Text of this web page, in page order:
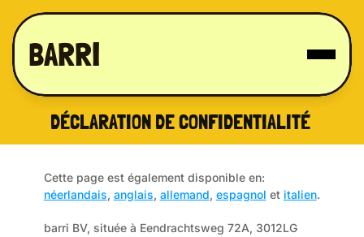
DÉCLARATION DE CONFIDENTIALITÉ
néerlandais, anglais, allemand, espagnol et italien.
barri BV, située à Eendrachtsweg 72A, 3012LG
BARRI